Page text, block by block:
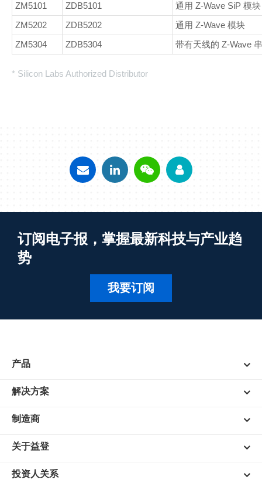
ZM5101
ZDB5101
通用 Z-Wave SiP 模块
ZM5202
ZDB5202
通用 Z-Wave 模块
ZM5304
ZDB5304 带有天线的 Z-Wave
* Silicon Labs Authorized Distributor
订阅电子报，掌握最新科技与产业趋
势
我要订阅
产品
解决方案
制造商
关于益登
投资人关系